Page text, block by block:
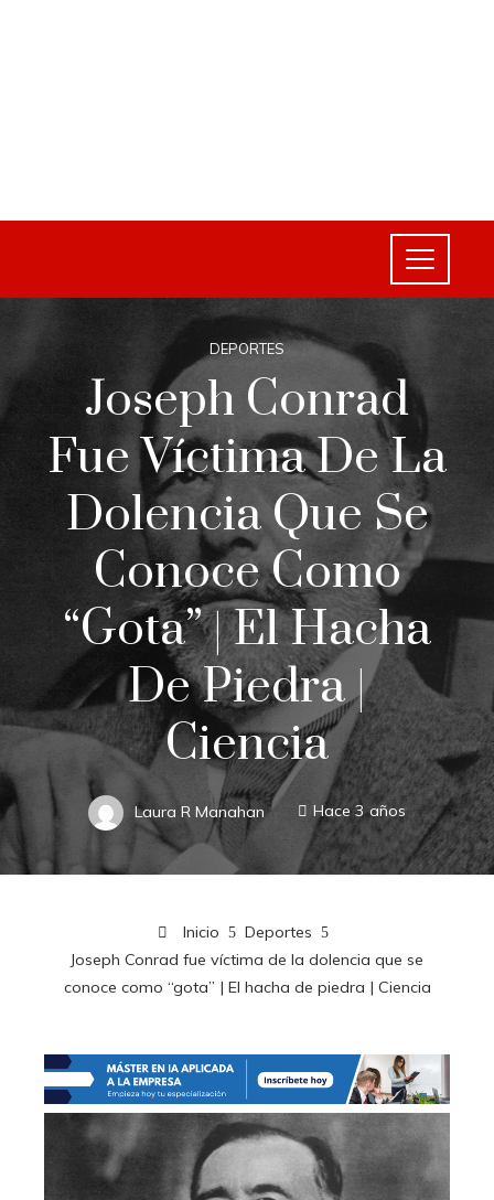
DEPORTES
Joseph Conrad
Fue Víctima De La
Dolencia Que Se
Conoce Como
“gota” | El Hacha
De Piedra |
Ciencia
Laura R Manahan Hace 3 años
Inicio
Deportes
Joseph Conrad fue víctima de la dolencia que se
conoce como “gota” | El hacha de piedra | Ciencia